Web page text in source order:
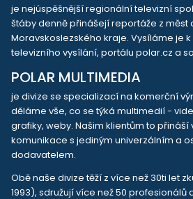
je nejúspěšnější regionální televizní
štáby denně přinášejí reportáže z měst
Moravskoslezského kraje. Vysíláme je
televizního vysílání, portálu polar.cz a
POLAR MULTIMEDIA
je divize se specializací na komerční
děláme vše, co se týká multimedií -
grafiky, weby. Našim klientům to přináší
komunikace s jediným univerzálním a
dodavatelem.
Obě naše divize těží z více než 30ti let
1993), sdružují více než 50 profesionálů